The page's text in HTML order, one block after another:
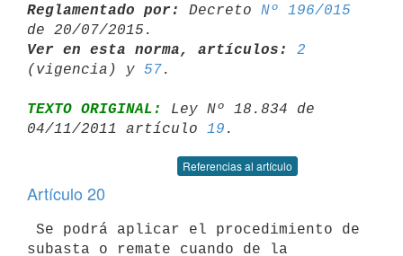
Reglamentado por:
Decreto Nº 196/015
Ver en esta norma, artículos:
2
(vigencia) y 57
TEXTO ORIGINAL:
Ley Nº 18.834 de
04/11/2011 artículo 19
Referencias al artículo
Artículo 20
Se podrá aplicar el procedimiento de
subasta o remate cuando de la